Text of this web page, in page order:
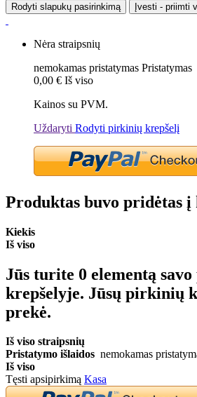
Rodyti slapukų pasirinkimą Įvesti - priimti
Nėra straipsnių
nemokamas pristatymas Pristatymas
0,00 € Iš viso
Kainos su PVM.
Uždaryti Rodyti pirkinių krepšelį
Produktas buvo pridėtas į
Kiekis
Iš viso
Jūs turite 0 elementą
krepšelyje. Jūsų pirkinių
prekė.
Iš viso straipsnių
Pristatymo išlaidos nemokamas
Iš viso
Tęsti apsipirkimą Kasa